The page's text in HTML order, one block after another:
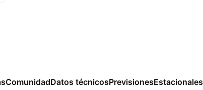
ComunidadDatos técnicosPrevisionesEstacionales